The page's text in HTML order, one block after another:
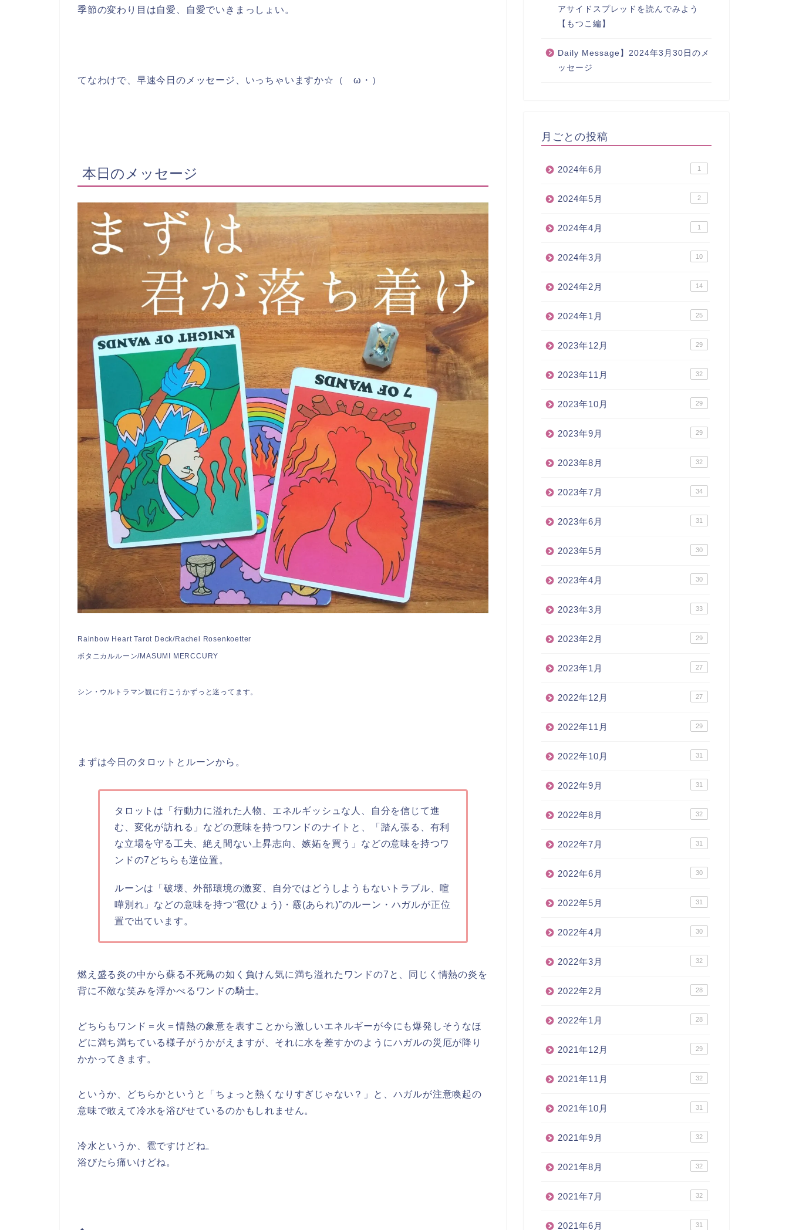
季節の変わり目は自愛、自愛でいきまっしょい。
てなわけで、早速今日のメッセージ、いっちゃいますか☆（ゝω・）
本日のメッセージ
Rainbow Heart Tarot Deck/Rachel Rosenkoetter
ボタニカルルーン/MASUMI MERCCURY
シン・ウルトラマン観に行こうかずっと迷ってます。
まずは今日のタロットとルーンから。
タロットは
「行動力に溢れた人物、エネルギッシュな人、自分を信じて進
む、変化が訪れる」 などの意味を持つワンドのナイトと、
「踏ん張る、有利
な立場を守る工夫、絶え間ない上昇志向、嫉妬を買う」 などの意味を持つワ
ンドの7どちらも逆位置。
ルーンは
「破壊、外部環境の激変、自分ではどうしようもないトラブル、喧
嘩別れ」 などの意味を持つ“雹(ひょう)・霰(あられ)”のルーン・ハガルが正位
置で出ています。
燃え盛る炎の中から蘇る不死鳥の如く 負けん気に満ち溢れたワンドの7 と、同じく情熱の炎を
背に不敵な笑みを浮かべるワンドの騎士。
どちらも ワンド＝火＝情熱の象意を表すことから激しいエネルギーが今にも爆発しそうなほ
どに満ち満ちている様子がうかがえますが、それに水を差すかのようにハガルの災厄が降り
かかってきます。
というか、どちらかというと 「ちょっと熱くなりすぎじゃない？」
と、ハガルが注意喚起の
意味で敢えて冷水を浴びせているのかもしれません。
冷水というか、雹ですけどね。
浴びたら痛いけどね。
アサイドスプレッドを読んでみよう
【もつこ編】
Daily Message】2024年3月30日のメ
ッセージ
月ごとの投稿
2024年6月 1
2024年5月 2
2024年4月 1
2024年3月 10
2024年2月 14
2024年1月 25
2023年12月 29
2023年11月 32
2023年10月 29
2023年9月 29
2023年8月 32
2023年7月 34
2023年6月 31
2023年5月 30
2023年4月 30
2023年3月 33
2023年2月 29
2023年1月 27
2022年12月 27
2022年11月 29
2022年10月 31
2022年9月 31
2022年8月 32
2022年7月 31
2022年6月 30
2022年5月 31
2022年4月 30
2022年3月 32
2022年2月 28
2022年1月 28
2021年12月 29
2021年11月 32
2021年10月 31
2021年9月 32
2021年8月 32
2021年7月 32
2021年6月 31